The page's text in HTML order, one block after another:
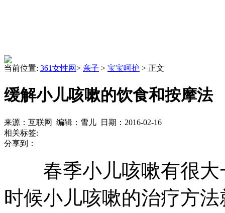
当前位置: 361女性网> 亲子 > 宝宝呵护 > 正文
缓解小儿咳嗽的饮食和按摩法
来源：互联网 编辑：雪儿 日期：2016-02-16
相关标签:
分享到：
春季小儿咳嗽有很大
时候小儿咳嗽的治疗方